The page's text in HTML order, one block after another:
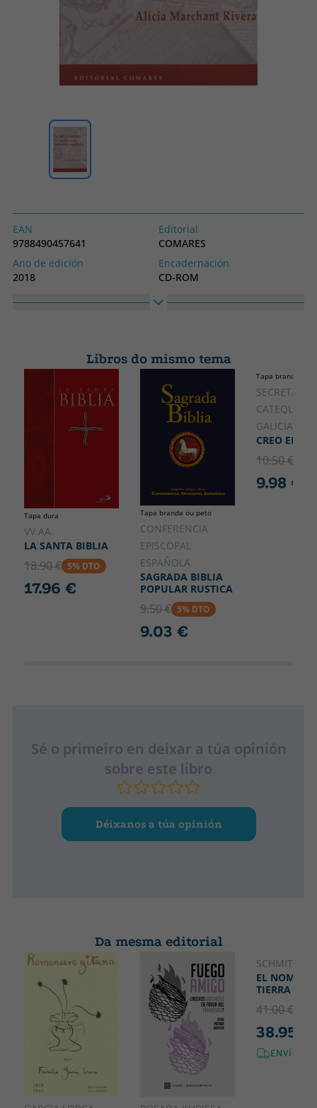
EAN
9788490457641
Editorial
COMARES
Ano de edición
2018
Encadernación
CD-ROM
Colección
Libros do mismo tema
Tapa dura
VV.AA.
LA SANTA BIBLIA
18.90 € 5% DTO
17.96 €
Tapa branda ou peto
CONFERENCIA
EPISCOPAL
ESPAÑOLA
SAGRADA BIBLIA
POPULAR RUSTICA
9.50 € 5% DTO
9.03 €
Tapa branda ou
GALICIA,
CREO EN
10.50 €
9.98 €
Sé o primeiro en deixar a túa opinión
sobre este libro
Déixanos a túa opinión
Da mesma editorial
SCHMITT,
EL NOMOS
TIERRA
41.00 €
38.95 €
ENVÍO